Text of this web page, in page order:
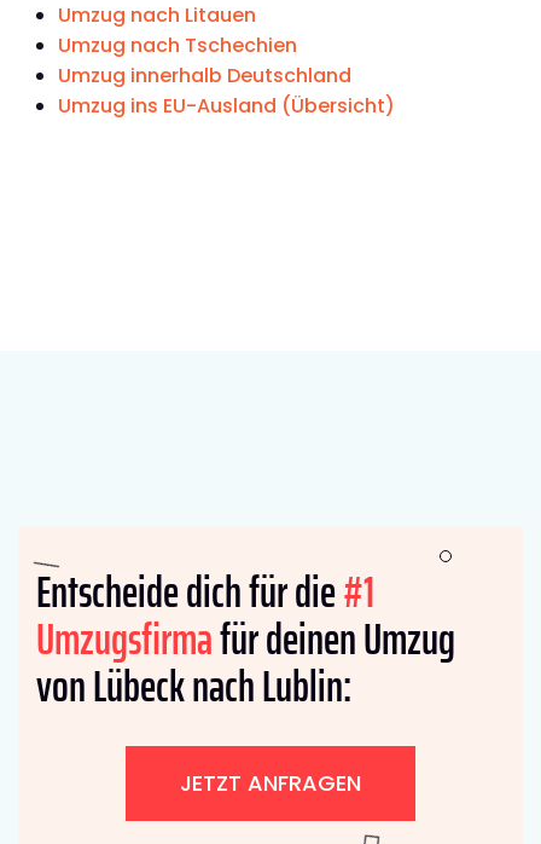
Umzug nach Litauen
Umzug nach Tschechien
Umzug innerhalb Deutschland
Umzug ins EU-Ausland (Übersicht)
Entscheide dich für die#1
Umzugsfirmafür deinen Umzug
von Lübeck nach Lublin:
JETZT ANFRAGEN